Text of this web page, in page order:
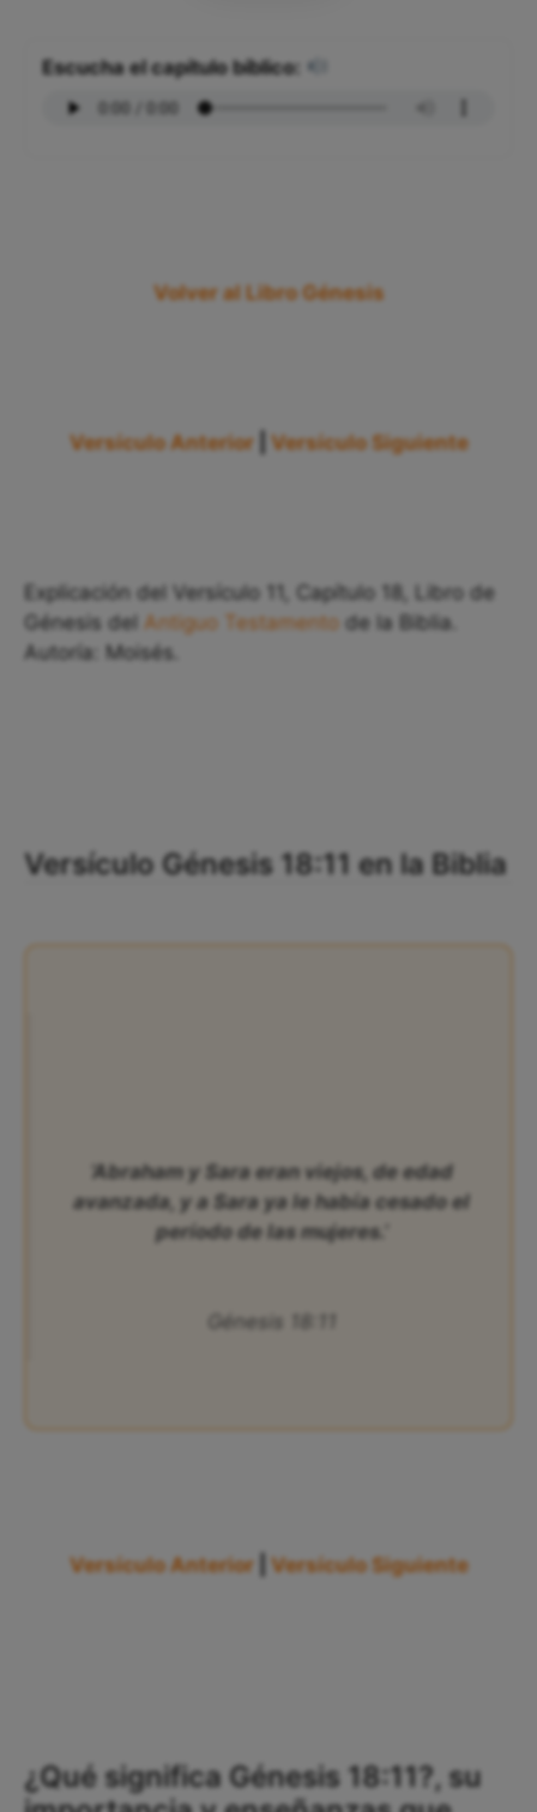
Escucha el capítulo bíblico:
Volver al Libro Génesis
Versículo Anterior Versículo Siguiente
Explicación del Versículo 11, Capítulo 18, Libro de
Génesis del Antiguo Testamento de la Biblia.
Autoría: Moisés.
Versículo Génesis 18:11 en la Biblia
‘Abraham y Sara eran viejos, de edad
avanzada, y a Sara ya le había cesado el
período de las mujeres.’
Génesis 18:11
Versículo Anterior Versículo Siguiente
¿Qué significa Génesis 18:11?, su